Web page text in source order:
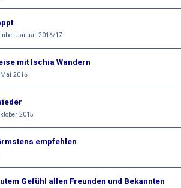
Januar 2016/17
mit Ischia Wandern
2016
2015
empfehlen
Gefühl allen Freunden und Bekannten